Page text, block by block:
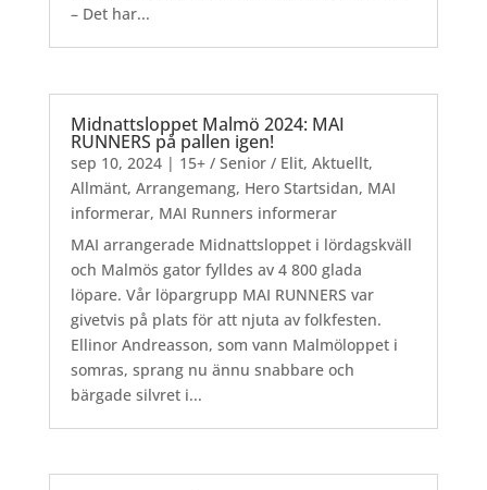
– Det har...
Midnattsloppet Malmö 2024: MAI
RUNNERS på pallen igen!
sep 10, 2024| 15+ / Senior / Elit, Aktuellt,
Allmänt, Arrangemang, Hero Startsidan, MAI
informerar, MAI Runners informerar
MAI arrangerade Midnattsloppet i lördagskväll
och Malmös gator fylldes av 4 800 glada
löpare. Vår löpargrupp MAI RUNNERS var
givetvis på plats för att njuta av folkfesten.
Ellinor Andreasson, som vann Malmöloppet i
somras, sprang nu ännu snabbare och
bärgade silvret i...